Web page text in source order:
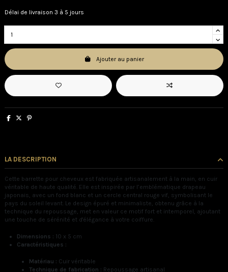
Délai de livraison 3 à 5 jours
Ajouter au panier
LA DESCRIPTION
Cette barrette pour cheveux est fabriquée artisanalement à la main, en cuir
véritable de haute qualité. Elle est inspirée par l’emblématique drapeau
japonais, avec un fond blanc et un cercle central rouge vif, symbolisant le
pays du soleil levant. Le design épuré et minimaliste, obtenu grâce à la
technique du repoussage, met en valeur ce motif fort et intemporel, ajoutant
une touche de sérénité et d'élégance à votre coiffure.
Dimensions : 10 x 5 cm
Caractéristiques :
Matériau : Cuir véritable
Technique de fabrication : Repoussage artisanal